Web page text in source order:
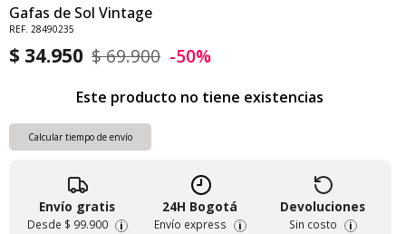
Gafas de Sol Vintage
REF. 28490235
$ 34.950 $ 69.900 -50%
Este producto no tiene existencias
Calcular tiempo de envío
Envío gratis
Desde $ 99.900 i
24H Bogotá
Envío express i
Devoluciones
Sin costo i